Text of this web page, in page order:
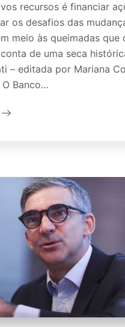
recursos é financiar
os desafios das
meio às queimadas que
de uma seca
– editada por Mariana
Banco…